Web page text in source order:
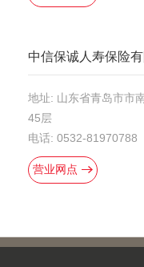
中信保诚人寿保险
地址: 山东省青岛市市
45层
电话: 0532-81970788
营业网点